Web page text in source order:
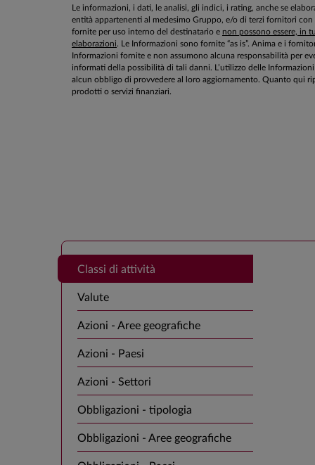
Le informazioni, i dati, le analisi, gli indici, i rating, anche se
entità appartenenti al medesimo Gruppo, e/o di terzi fornitori
fornite per uso interno del destinatario e non possono essere, in
elaborazioni. Le Informazioni sono fornite “as is”. Anima e i
Informazioni fornite e non assumono alcuna responsabilità per
informati della possibilità di tali danni. L’utilizzo delle
alcun obbligo di provvedere al loro aggiornamento. Quanto qui
prodotti o servizi finanziari.
Classi di attività
Valute
Azioni - Aree geografiche
Azioni - Paesi
Azioni - Settori
Obbligazioni - tipologia
Obbligazioni - Aree geografiche